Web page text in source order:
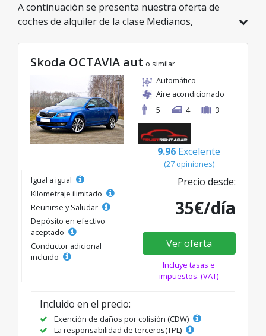
A continuación se presenta nuestra oferta de
coches de alquiler de la clase Medianos,
puedes elegir el modelo ideal de la categoría
seleccionada, con tarifas excelentes desde solo
20€/día.
Skoda OCTAVIA aut o similar
Automático
Aire acondicionado
5
4 3
9.96 Excelente
(27 opiniones)
Igual a igual
Kilometraje ilimitado
Reunirse y Saludar
Depósito en efectivo
aceptado
Conductor adicional
incluido
Precio desde:
35€/día
Ver oferta
Incluye tasas e
impuestos. (VAT)
Incluido en el precio:
Exención de daños por colisión (CDW)
La responsabilidad de terceros(TPL)